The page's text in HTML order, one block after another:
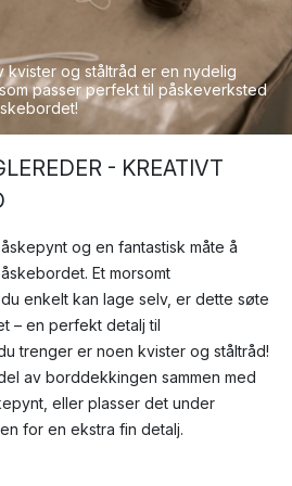
kvister og ståltråd er en nydelig
passer perfekt til påskeverksted
- KREATIVT
og en fantastisk måte å
Et morsomt
enkelt kan lage selv, er dette søte
– en perfekt detalj til
trenger er noen kvister og ståltråd!
av borddekkingen sammen med
eller plasser det under
for en ekstra fin detalj.